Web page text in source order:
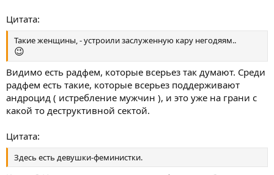
Цитата:
Такие женщины, - устроили заслуженную кару негодяям..
😉
Видимо есть радфем, которые всерьез так думают. Среди
радфем есть такие, которые всерьез поддерживают
андроцид ( истребление мужчин ), и это уже на грани с
какой то деструктивной сектой.
Цитата:
Здесь есть девушки-феминистки.